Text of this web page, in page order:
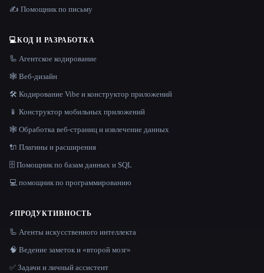
✍️ Помощник по письму
💻КОД И РАЗРАБОТКА
🦾 Агентское кодирование
🕸 Веб-дизайн
🛠️ Кодирование Vibe и конструктор приложений
📱 Конструктор мобильных приложений
🕸️ Обработка веб-страниц и извлечение данных
🔌 Плагины и расширения
🗄️ Помощник по базам данных и SQL
💻 помощник по программированию
⚡ПРОДУКТИВНОСТЬ
🦾 Агенты искусственного интеллекта
🧠 Ведение заметок и «второй мозг»
✅ Задачи и личный ассистент